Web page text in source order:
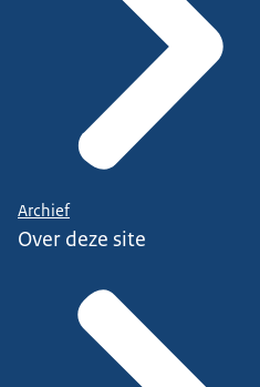
Archief
Over deze site